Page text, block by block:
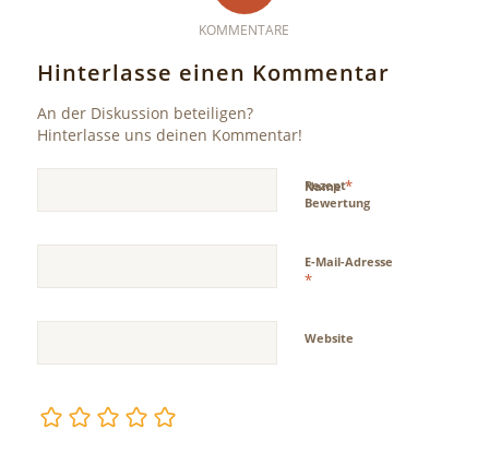
KOMMENTARE
Hinterlasse einen Kommentar
An der Diskussion beteiligen?
Hinterlasse uns deinen Kommentar!
Name*
E-Mail-Adresse
*
Website
Rezept
Bewertung